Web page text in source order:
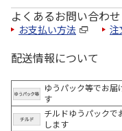
よくあるお問い合わせ
お支払い方法 注
配送情報について
ゆうパック等でお届
す
チルドゆうパックで
します